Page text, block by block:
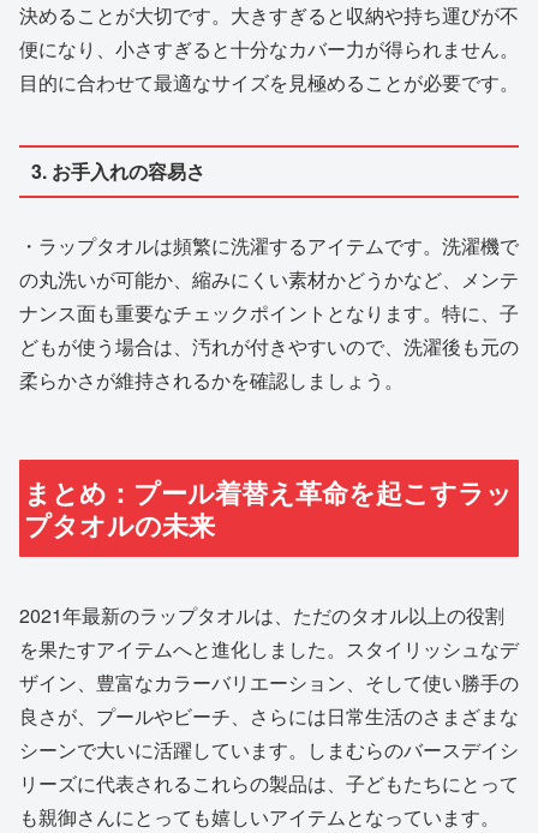
決めることが大切です。大きすぎると収納や持ち運びが不
便になり、小さすぎると十分なカバー力が得られません。
目的に合わせて最適なサイズを見極めることが必要です。
3. お手入れの容易さ
・ラップタオルは頻繁に洗濯するアイテムです。洗濯機で
の丸洗いが可能か、縮みにくい素材かどうかなど、メンテ
ナンス面も重要なチェックポイントとなります。特に、子
どもが使う場合は、汚れが付きやすいので、洗濯後も元の
柔らかさが維持されるかを確認しましょう。
まとめ：プール着替え革命を起こすラッ
プタオルの未来
2021年最新のラップタオルは、ただのタオル以上の役割
を果たすアイテムへと進化しました。スタイリッシュなデ
ザイン、豊富なカラーバリエーション、そして使い勝手の
良さが、プールやビーチ、さらには日常生活のさまざまな
シーンで大いに活躍しています。しまむらのバースデイシ
リーズに代表されるこれらの製品は、子どもたちにとって
も親御さんにとっても嬉しいアイテムとなっています。